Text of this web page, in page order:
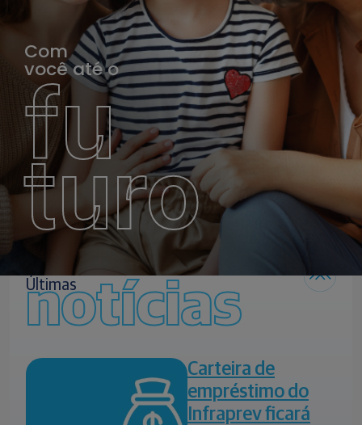
Com
você até o
fu
turo
Últimas
notícias
Carteira de
empréstimo do
Infraprev ficará